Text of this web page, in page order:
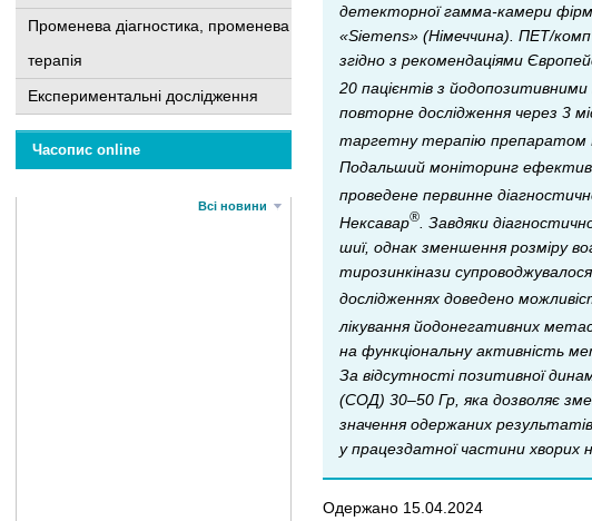
Променева діагностика, променева
терапія
Експериментальні дослідження
Часопис online
Всі новини
детекторної гамма-камери
«Siemens» (Німеччина). ПЕТ/
згідно з рекомендаціями
20 пацієнтів з
повторне дослідження через 3
таргетну терапію препаратом
Подальший моніторинг
проведене первинне
Нексавар® . Завдяки
шиї, однак зменшення розміру
тирозинкінази
дослідженнях доведено
лікування йодонегативних
на функціональну активність
За відсутності позитивної
(СОД) 30–50 Гр, яка дозволяє
значення одержаних
у працездатної частини
Одержано 15.04.2024